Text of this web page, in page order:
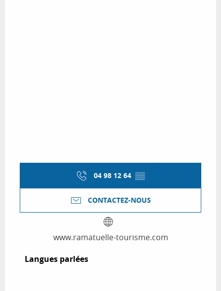
04 98 12 64 ▒▒
CONTACTEZ-NOUS
www.ramatuelle-tourisme.com
Langues parlées
Langues parlées